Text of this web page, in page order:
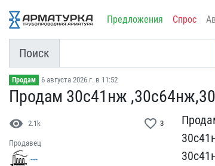
Предложения Спрос
Поиск
Продам 6 августа 2026 г. в 11:52
Продам 30с41нж
visibility 2.1k favorite_border 3
Продавец
---